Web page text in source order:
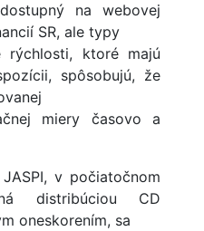
na webovej
SR, ale typy
rýchlosti, ktoré majú
spôsobujú, že
miery časovo a
v počiatočnom
distribúciou CD
oneskorením, sa